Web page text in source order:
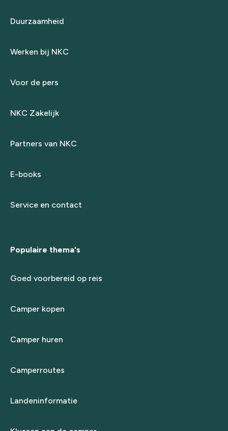
Duurzaamheid
Werken bij NKC
Voor de pers
NKC Zakelijk
Partners van NKC
E-books
Service en contact
Populaire thema's
Goed voorbereid op reis
Camper kopen
Camper huren
Camperroutes
Landeninformatie